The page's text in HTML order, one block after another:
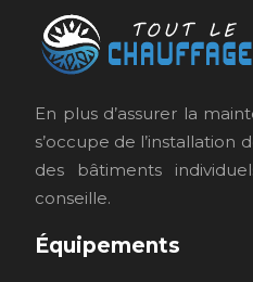
En plus d’assurer la
s’occupe de l’installation
des bâtiments
conseille.
Équipements